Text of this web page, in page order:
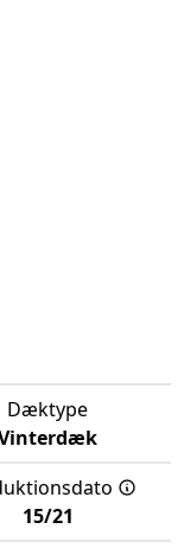
Dæktype
15/21